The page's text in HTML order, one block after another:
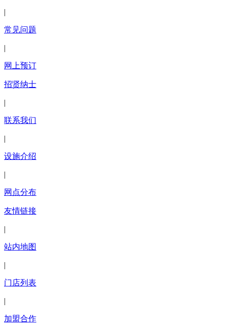
|
常见问题
|
网上预订
招贤纳士
|
联系我们
|
设施介绍
|
网点分布
友情链接
|
站内地图
|
门店列表
|
加盟合作